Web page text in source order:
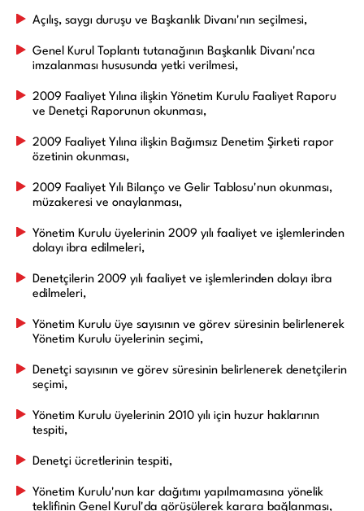
Açılış, saygı duruşu ve Başkanlık Divanı'nın seçilmesi,
Genel Kurul Toplantı tutanağının Başkanlık Divanı'nca
imzalanması hususunda yetki verilmesi,
2009 Faaliyet Yılına ilişkin Yönetim Kurulu Faaliyet Raporu
ve Denetçi Raporunun okunması,
2009 Faaliyet Yılına ilişkin Bağımsız Denetim Şirketi rapor
özetinin okunması,
2009 Faaliyet Yılı Bilanço ve Gelir Tablosu'nun okunması,
müzakeresi ve onaylanması,
Yönetim Kurulu üyelerinin 2009 yılı faaliyet ve işlemlerinden
dolayı ibra edilmeleri,
Denetçilerin 2009 yılı faaliyet ve işlemlerinden dolayı ibra
edilmeleri,
Yönetim Kurulu üye sayısının ve görev süresinin belirlenerek
Yönetim Kurulu üyelerinin seçimi,
Denetçi sayısının ve görev süresinin belirlenerek denetçilerin
seçimi,
Yönetim Kurulu üyelerinin 2010 yılı için huzur haklarının
tespiti,
Denetçi ücretlerinin tespiti,
Yönetim Kurulu'nun kar dağıtımı yapılmamasına yönelik
teklifinin Genel Kurul'da görüşülerek karara bağlanması,